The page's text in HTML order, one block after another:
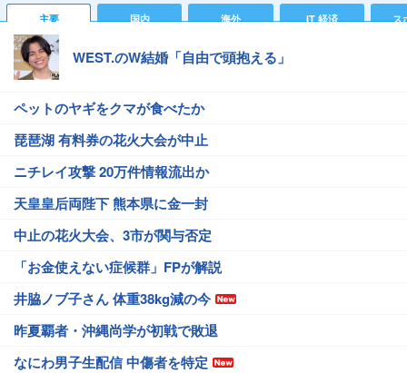
主要 国内 海外 IT 経済 ス
WEST.のW結婚「自由で頭抱える」
ペットのヤギをクマが食べたか
琵琶湖 有料券の花火大会が中止
ニチレイ攻撃 20万件情報流出か
天皇皇后両陛下 熊本県に金一封
中止の花火大会、3市が関与否定
「お金使えない症候群」FPが解説
井脇ノブ子さん 体重38kg減の今
昨夏覇者・沖縄尚学が初戦で敗退
なにわ男子生配信 中傷者を特定